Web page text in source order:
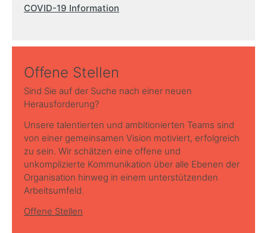
COVID-19 Information
Offene Stellen
Sind Sie auf der Suche nach einer neuen
Herausforderung?
Unsere talentierten und ambitionierten Teams sind
von einer gemeinsamen Vision motiviert, erfolgreich
zu sein. Wir schätzen eine offene und
unkomplizierte Kommunikation über alle Ebenen der
Organisation hinweg in einem unterstützenden
Arbeitsumfeld.
Offene Stellen